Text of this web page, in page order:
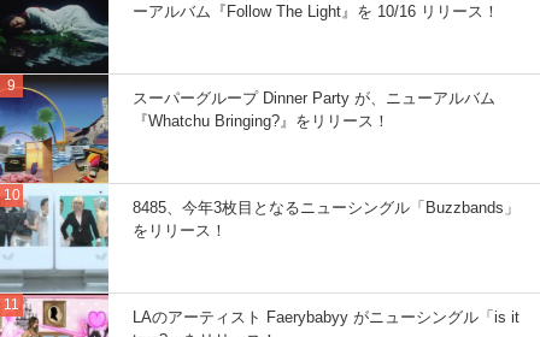
ーアルバム『Follow The Light』を 10/16 リリース！
スーパーグループ Dinner Party が、ニューアルバム
『Whatchu Bringing?』をリリース！
8485、今年3枚目となるニューシングル「Buzzbands」
をリリース！
LAのアーティスト Faerybabyy がニューシングル「is it